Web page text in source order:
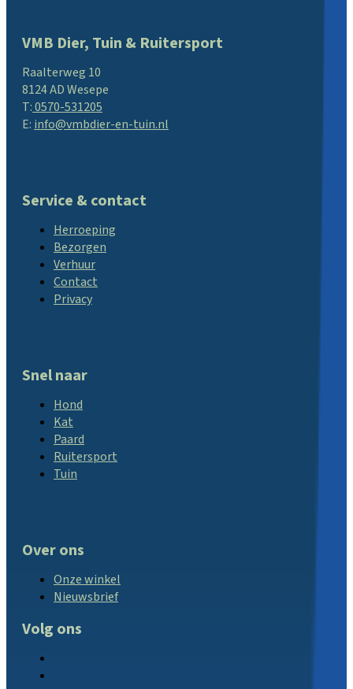
VMB Dier, Tuin & Ruitersport
Raalterweg 10
8124 AD Wesepe
T:0570-531205
E:info@vmbdier-en-tuin.nl
Service & contact
Herroeping
Bezorgen
Verhuur
Contact
Privacy
Snel naar
Hond
Kat
Paard
Ruitersport
Tuin
Over ons
Onze winkel
Nieuwsbrief
Volg ons